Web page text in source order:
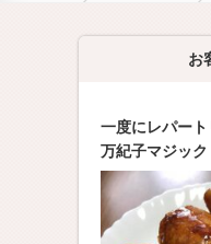
お
一度にレパー
万紀子マジック